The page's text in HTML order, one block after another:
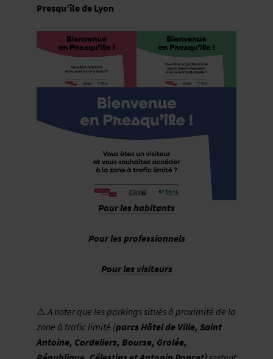
Presqu’île de Lyon
Pour les habitants
Pour les professionnels
Pour les visiteurs
⚠️A noter que les parkings situés à proximité de la
zone à trafic limité (parcs Hôtel de Ville, Saint
Antoine, Cordeliers, Bourse, Grolée,